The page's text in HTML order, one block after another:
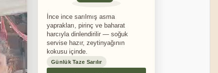
İnce ince sarılmış asma
yaprakları, pirinç ve baharat
harcıyla dinlendirilir — soğuk
servise hazır, zeytinyağının
kokusu içinde.
Günlük Taze Sarılır